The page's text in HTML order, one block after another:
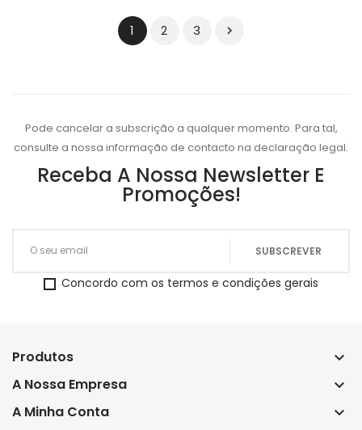
1 2 3 
Pode cancelar a subscrição a qualquer momento. Para tal,
consulte a nossa informação de contacto na declaração legal.
Receba A Nossa Newsletter E
Promoções!
Concordo com os termos e condições gerais
Produtos keyboard_arrow_down
A Nossa Empresa keyboard_arrow_down
A Minha Conta keyboard_arrow_down